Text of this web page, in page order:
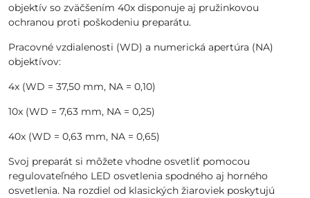
objektív so zväčšením 40x disponuje aj pružinkovou
ochranou proti poškodeniu preparátu.
Pracovné vzdialenosti (WD) a numerická apertúra (NA)
objektívov:
4x (WD = 37,50 mm, NA = 0,10)
10x (WD = 7,63 mm, NA = 0,25)
40x (WD = 0,63 mm, NA = 0,65)
Svoj preparát si môžete vhodne osvetliť pomocou
regulovateľného LED osvetlenia spodného aj horného
osvetlenia. Na rozdiel od klasických žiaroviek poskytujú